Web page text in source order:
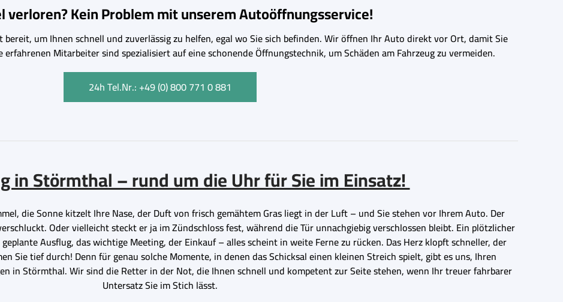
verloren? Kein Problem mit unserem Autoöffnungsservice!
um Ihnen schnell und zuverlässig zu helfen, egal wo Sie sich befinden. Wir öffnen Ihr Auto direkt vor Ort, damit Sie
Mitarbeiter sind spezialisiert auf eine schonende Öffnungstechnik, um Schäden am Fahrzeug zu vermeiden.
24h Tel.Nr.: +49 (0) 800 771 0 881
in Störmthal – rund um die Uhr für Sie im Einsatz!
die Sonne kitzelt Ihre Nase, der Duft von frisch gemähtem Gras liegt in der Luft – und Sie stehen vor Ihrem Auto. Der
Oder vielleicht steckt er ja im Zündschloss fest, während die Tür unnachgiebig verschlossen bleibt. Ein plötzlicher
Ausflug, das wichtige Meeting, der Einkauf – alles scheint in weite Ferne zu rücken. Das Herz klopft schneller, der
Sie tief durch! Denn für genau solche Momente, in denen das Schicksal einen kleinen Streich spielt, gibt es uns, Ihren
in Störmthal. Wir sind die Retter in der Not, die Ihnen schnell und kompetent zur Seite stehen, wenn Ihr treuer fahrbarer
Untersatz Sie im Stich lässt.